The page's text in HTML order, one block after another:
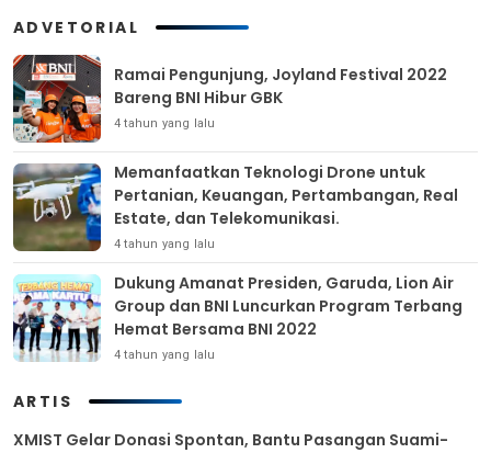
ADVETORIAL
Ramai Pengunjung, Joyland Festival 2022
Bareng BNI Hibur GBK
4 tahun yang lalu
Memanfaatkan Teknologi Drone untuk
Pertanian, Keuangan, Pertambangan, Real
Estate, dan Telekomunikasi.
4 tahun yang lalu
Dukung Amanat Presiden, Garuda, Lion Air
Group dan BNI Luncurkan Program Terbang
Hemat Bersama BNI 2022
4 tahun yang lalu
ARTIS
XMIST Gelar Donasi Spontan, Bantu Pasangan Suami-